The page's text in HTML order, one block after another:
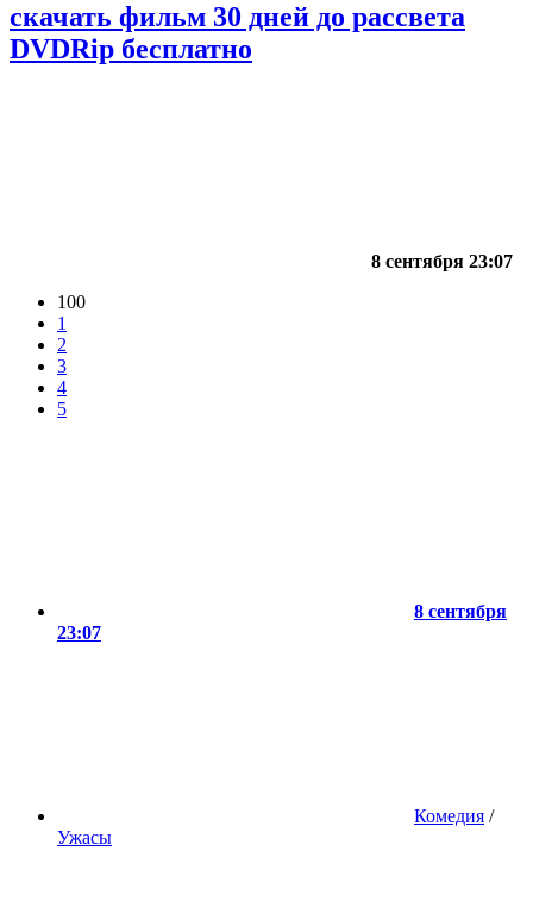
скачать фильм 30 дней до рассвета
DVDRip бесплатно
8 сентября 23:07
100
1
2
3
4
5
8 сентября
23:07
Комедия /
Ужасы